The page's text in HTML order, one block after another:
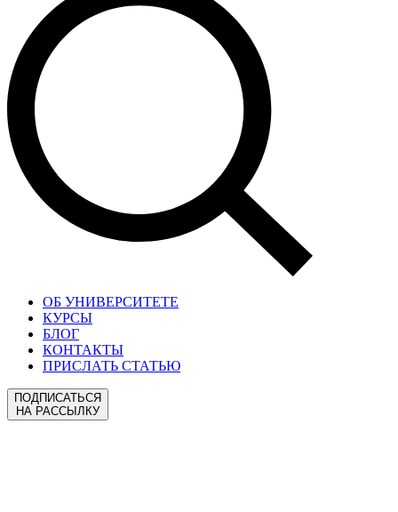
ОБ УНИВЕРСИТЕТЕ
КУРСЫ
БЛОГ
КОНТАКТЫ
ПРИСЛАТЬ СТАТЬЮ
ПОДПИСАТЬСЯ
НА РАССЫЛКУ